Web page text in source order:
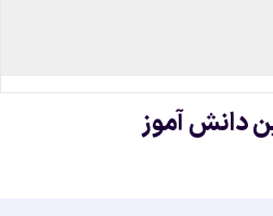
دانش آموز